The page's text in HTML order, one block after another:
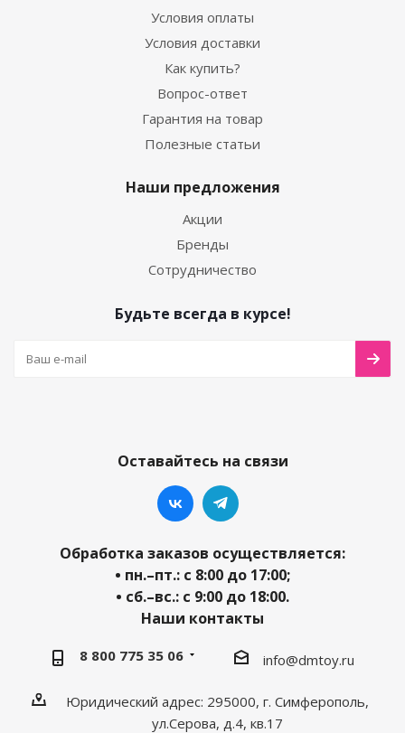
Условия оплаты
Условия доставки
Как купить?
Вопрос-ответ
Гарантия на товар
Полезные статьи
Наши предложения
Акции
Бренды
Сотрудничество
Будьте всегда в курсе!
Оставайтесь на связи
Обработка заказов осуществляется:
• пн.–пт.: с 8:00 до 17:00;
• сб.–вс.: с 9:00 до 18:00.
Наши контакты
8 800 775 35 06 info@dmtoy.ru
Юридический адрес: 295000, г. Симферополь,
ул.Серова, д.4, кв.17